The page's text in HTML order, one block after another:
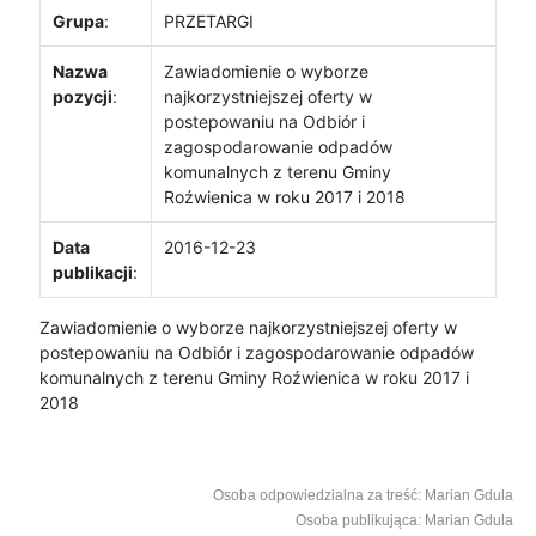
Grupa: PRZETARGI
Nazwa
pozycji:
Zawiadomienie o wyborze
najkorzystniejszej oferty w
postepowaniu na Odbiór i
zagospodarowanie odpadów
komunalnych z terenu Gminy
Roźwienica w roku 2017 i 2018
Data
publikacji:
2016-12-23
Zawiadomienie o wyborze najkorzystniejszej oferty w
postepowaniu na Odbiór i zagospodarowanie odpadów
komunalnych z terenu Gminy Roźwienica w roku 2017 i
2018
Osoba odpowiedzialna za treść: Marian Gdula
Osoba publikująca: Marian Gdula